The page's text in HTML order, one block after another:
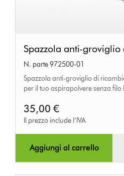
anti-
groviglio
e
tappo
terminale
Spazzola anti-
N. parte 972500-01
Spazzola anti-groviglio di
per il tuo aspirapolvere senza filo
35,00 €
Il prezzo include l’IVA
Aggiungi al carrello